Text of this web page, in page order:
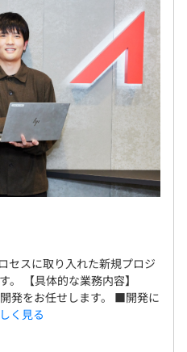
セスに取り入れた新規プロジ
。 【具体的な業務内容】
発をお任せします。 ■開発に
く見る